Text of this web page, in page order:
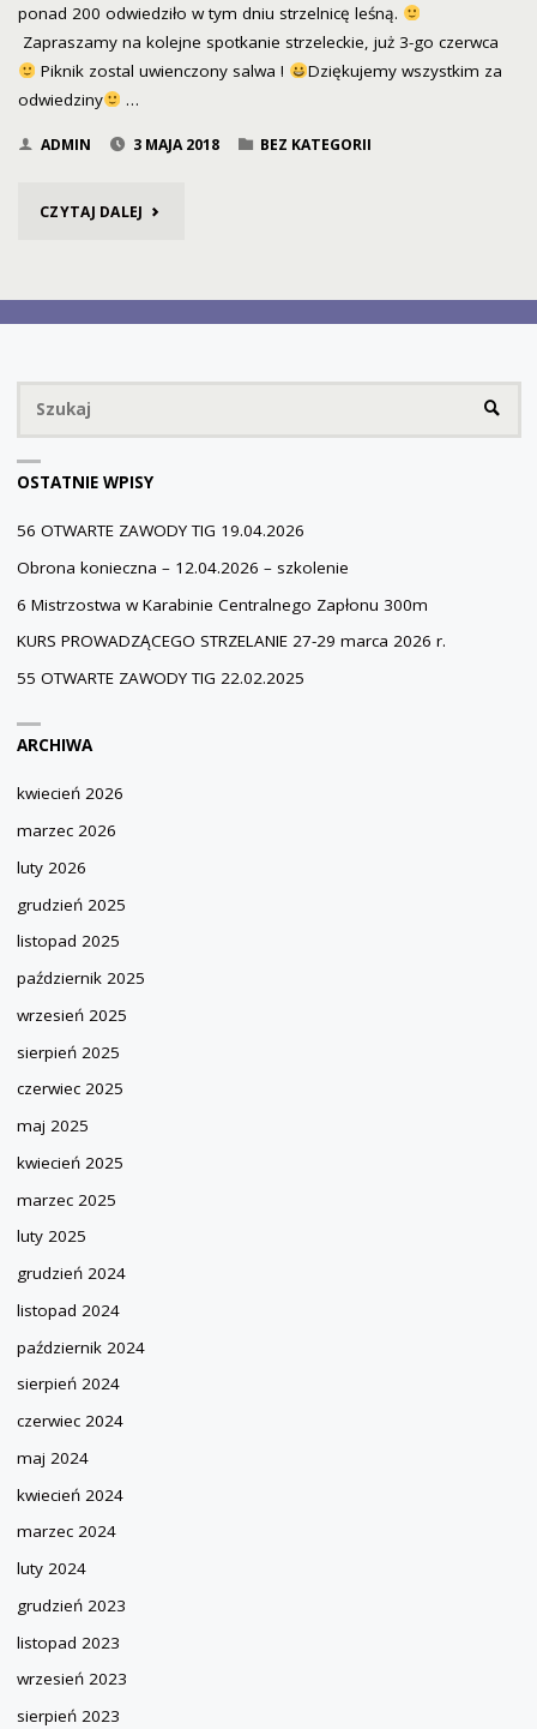
ponad 200 odwiedziło w tym dniu strzelnicę leśną.
Zapraszamy na kolejne spotkanie strzeleckie, już 3-go czerwca
Piknik zostal uwienczony salwa !
Dziękujemy wszystkim za
odwiedziny
…
ADMIN 3 MAJA 2018 BEZ KATEGORII
CZYTAJ DALEJ "3
2018
OSTATNIE WPISY
56 OTWARTE ZAWODY TIG 19.04.2026
Obrona konieczna – 12.04.2026 – szkolenie
6 Mistrzostwa w Karabinie Centralnego Zapłonu 300m
KURS PROWADZĄCEGO STRZELANIE 27-29 marca 2026 r.
55 OTWARTE ZAWODY TIG 22.02.2025
ARCHIWA
kwiecień 2026
marzec 2026
luty 2026
grudzień 2025
listopad 2025
październik 2025
wrzesień 2025
sierpień 2025
czerwiec 2025
maj 2025
kwiecień 2025
marzec 2025
luty 2025
grudzień 2024
listopad 2024
październik 2024
sierpień 2024
czerwiec 2024
maj 2024
kwiecień 2024
marzec 2024
luty 2024
grudzień 2023
listopad 2023
wrzesień 2023
sierpień 2023